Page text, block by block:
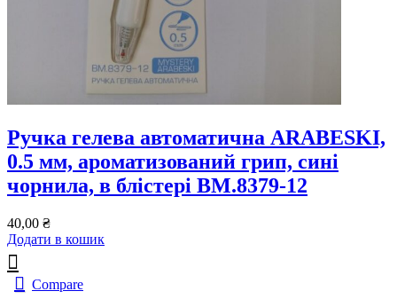
Ручка гелева автоматична ARABESKI,
0.5 мм, ароматизований грип, сині
чорнила, в блістері BM.8379-12
40,00 ₴
Додати в кошик
Compare